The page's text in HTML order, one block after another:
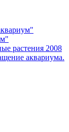
растения 2008
аквариума.